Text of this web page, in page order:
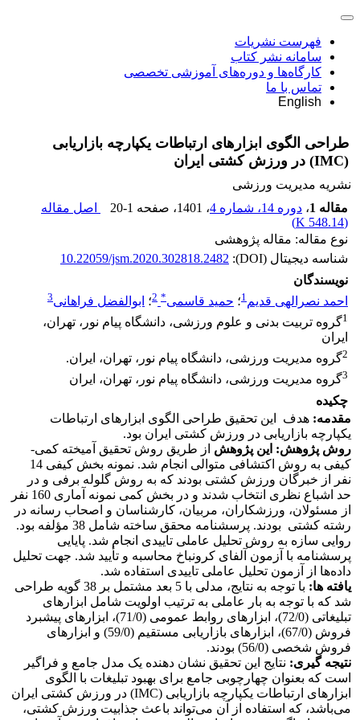
فهرست نشریات
سامانه نشر کتاب
کارگاه‌ها و دوره‌های آموزشی تخصصی
تماس با ما
English
طراحی الگوی ابزارهای ارتباطات یکپارچه بازاریابی
(IMC) در ورزش کشتی ایران
نشریه مدیریت ورزشی
مقاله 1
، دوره 14، شماره 4 ، 1401 ، صفحه 20-1
اصل مقاله
(
548.14 K
)
نوع مقاله: مقاله پژوهشی
شناسه دیجیتال (DOI):
10.22059/jsm.2020.302818.2482
نویسندگان
احمد نصرالهی قدیم 1؛ حمید قاسمی*
2؛ ابوالفضل فراهانی3
1گروه تربیت بدنی و علوم ورزشی، دانشگاه پیام نور، تهران،
ایران
2گروه مدیریت ورزشی، دانشگاه پیام نور، تهران، ایران.
3گروه مدیریت ورزشی، دانشگاه پیام نور، تهران، ایران
چکیده
مقدمه: هدف این تحقیق طراحی الگوی ابزارهای ارتباطات
یکپارچه بازاریابی در ورزش کشتی ایران بود.
روش پژوهش: این پژوهش از طریق روش تحقیق آمیخته کمی-
کیفی به روش اکتشافی متوالی انجام شد. نمونه بخش کیفی 14
نفر از خبرگان ورزش کشتی بودند که به روش گلوله برفی و در
حد اشباع نظری انتخاب شدند و در بخش کمی نمونه آماری 160 نفر
از مسئولان، ورزشکاران، مربیان، کارشناسان و اصحاب رسانه در
رشته کشتی بودند. پرسشنامه محقق ساخته شامل 38 مؤلفه بود.
روایی سازه به روش تحلیل عاملی تاییدی انجام شد. پایایی
پرسشنامه با آزمون آلفای کرونباخ محاسبه و تأیید شد. جهت تحلیل
داده‌ها از آزمون تحلیل عاملی تاییدی استفاده شد.
یافته ها:
با توجه به نتایج، مدلی با 5 بعد مشتمل بر 38 گویه طراحی
شد که با توجه به بار عاملی به ترتیب اولویت شامل ابزارهای
تبلیغاتی (72/0)، ابزارهای روابط عمومی (71/0)، ابزارهای پیشبرد
فروش (67/0)، ابزارهای بازاریابی مستقیم (59/0) و ابزارهای
فروش شخصی (56/0) بودند.
نتیجه گیری: نتایج این تحقیق نشان دهنده یک مدل جامع و فراگیر
است که بعنوان چهارچوبی جامع برای بهبود تبلیغات با الگوی
ابزارهای ارتباطات یکپارچه بازاریابی (IMC) در ورزش کشتی ایران
می‌باشد، که استفاده از آن می‌تواند باعث جذابیت ورزش کشتی،